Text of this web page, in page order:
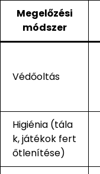
Megelőzési
módszer
Védőoltás
Higiénia (tála
k, játékok fert
őtlenítése)